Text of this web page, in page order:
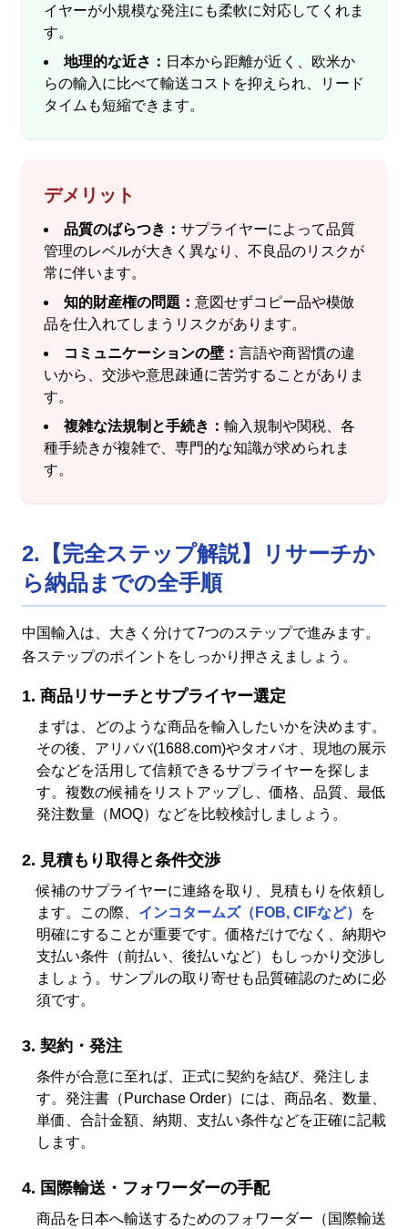
イヤーが小規模な発注にも柔軟に対応してくれま
す。
地理的な近さ： 日本から距離が近く、欧米か
らの輸入に比べて輸送コストを抑えられ、リード
タイムも短縮できます。
デメリット
品質のばらつき： サプライヤーによって品質
管理のレベルが大きく異なり、不良品のリスクが
常に伴います。
知的財産権の問題： 意図せずコピー品や模倣
品を仕入れてしまうリスクがあります。
コミュニケーションの壁： 言語や商習慣の違
いから、交渉や意思疎通に苦労することがありま
す。
複雑な法規制と手続き： 輸入規制や関税、各
種手続きが複雑で、専門的な知識が求められま
す。
2.【完全ステップ解説】リサーチか
ら納品までの全手順
中国輸入は、大きく分けて7つのステップで進みます。
各ステップのポイントをしっかり押さえましょう。
商品リサーチとサプライヤー選定
まずは、どのような商品を輸入したいかを決めます。
その後、アリババ(1688.com)やタオバオ、現地の展示
会などを活用して信頼できるサプライヤーを探しま
す。複数の候補をリストアップし、価格、品質、最低
発注数量（MOQ）などを比較検討しましょう。
見積もり取得と条件交渉
候補のサプライヤーに連絡を取り、見積もりを依頼し
ます。この際、 インコタームズ（FOB, CIFなど）
を
明確にすることが重要です。価格だけでなく、納期や
支払い条件（前払い、後払いなど）もしっかり交渉し
ましょう。サンプルの取り寄せも品質確認のために必
須です。
契約・発注
条件が合意に至れば、正式に契約を結び、発注しま
す。発注書（Purchase Order）には、商品名、数量、
単価、合計金額、納期、支払い条件などを正確に記載
します。
国際輸送・フォワーダーの手配
商品を日本へ輸送するためのフォワーダー（国際輸送